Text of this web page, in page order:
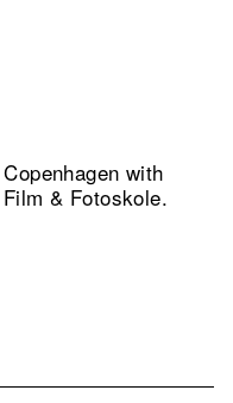
with
& Fotoskole.